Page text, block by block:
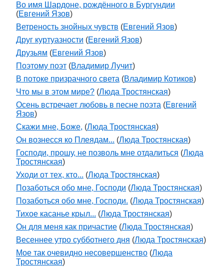
Во имя Шардоне, рождённого в Бургундии
(Евгений Язов)
Ветреность знойных чувств (Евгений Язов)
Друг куртуазности (Евгений Язов)
Друзьям (Евгений Язов)
Поэтому поэт (Владимир Лучит)
В потоке призрачного света (Владимир Котиков)
Что мы в этом мире? (Люда Тростянская)
Осень встречает любовь в песне поэта (Евгений
Язов)
Скажи мне, Боже, (Люда Тростянская)
Он вознесся ко Плеядам... (Люда Тростянская)
Господи, прошу, не позволь мне отдалиться (Люда
Тростянская)
Уходи от тех, кто... (Люда Тростянская)
Позаботься обо мне, Господи (Люда Тростянская)
Позаботься обо мне, Господи. (Люда Тростянская)
Тихое касанье крыл... (Люда Тростянская)
Он для меня как причастие (Люда Тростянская)
Весеннее утро субботнего дня (Люда Тростянская)
Мое так очевидно несовершенство (Люда
Тростянская)